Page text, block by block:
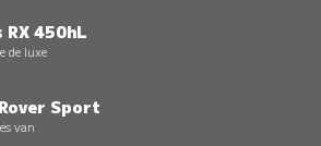
RX 450hL
de luxe
Sport
van